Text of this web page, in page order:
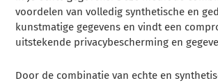
voordelen van volledig synthetische en
kunstmatige gegevens en vindt een
uitstekende privacybescherming en
Door de combinatie van echte en